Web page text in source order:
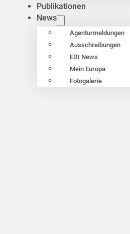
Publikationen
News
Agenturmeldungen
Ausschreibungen
EDI News
Mein Europa
Fotogalerie